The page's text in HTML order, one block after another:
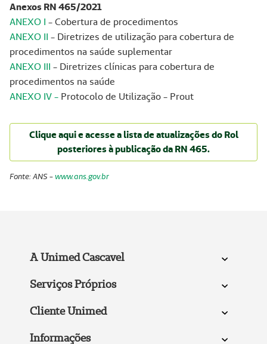
Anexos RN 465/2021
ANEXO I - Cobertura de procedimentos
ANEXO II - Diretrizes de utilização para cobertura de
procedimentos na saúde suplementar
ANEXO III - Diretrizes clínicas para cobertura de
procedimentos na saúde
ANEXO IV- Protocolo de Utilização - Prout
Clique aqui e acesse a lista de atualizações do Rol
posteriores à publicação da RN 465.
Fonte: ANS -www.ans.gov.br
A Unimed Cascavel
Serviços Próprios
Cliente Unimed
Informações